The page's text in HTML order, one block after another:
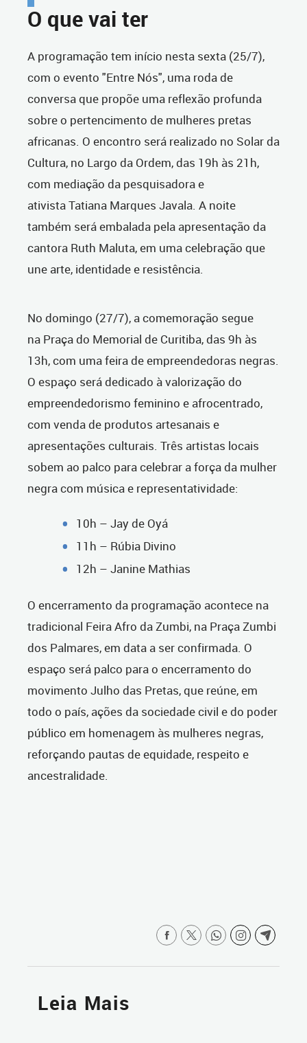
O que vai ter
A programação tem início nesta sexta (25/7),
com o evento "Entre Nós", uma roda de
conversa que propõe uma reflexão profunda
sobre o pertencimento de mulheres pretas
africanas. O encontro será realizado no Solar da
Cultura, no Largo da Ordem, das 19h às 21h,
com mediação da pesquisadora e
ativista Tatiana Marques Javala. A noite
também será embalada pela apresentação da
cantora Ruth Maluta, em uma celebração que
une arte, identidade e resistência.
No domingo (27/7), a comemoração segue
na Praça do Memorial de Curitiba, das 9h às
13h, com uma feira de empreendedoras negras.
O espaço será dedicado à valorização do
empreendedorismo feminino e afrocentrado,
com venda de produtos artesanais e
apresentações culturais. Três artistas locais
sobem ao palco para celebrar a força da mulher
negra com música e representatividade:
10h – Jay de Oyá
11h – Rúbia Divino
12h – Janine Mathias
O encerramento da programação acontece na
tradicional Feira Afro da Zumbi, na Praça Zumbi
dos Palmares, em data a ser confirmada. O
espaço será palco para o encerramento do
movimento Julho das Pretas, que reúne, em
todo o país, ações da sociedade civil e do poder
público em homenagem às mulheres negras,
reforçando pautas de equidade, respeito e
ancestralidade.
Leia Mais